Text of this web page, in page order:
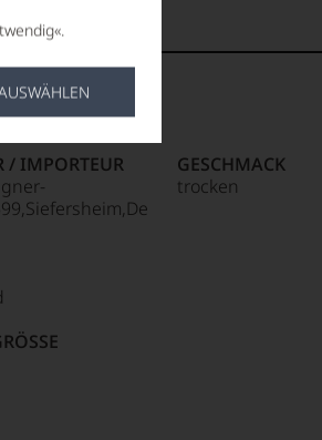
/ IMPORTEUR
GESCHMACK
trocken